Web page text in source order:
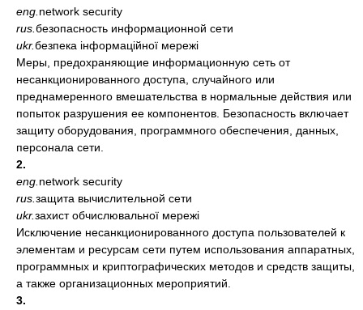
eng. network security
rus. безопасность информационной сети
ukr.безпека інформаційної мережі
Меры, предохраняющие информационную сеть от
несанкционированного доступа, случайного или
преднамеренного вмешательства в нормальные действия или
попыток разрушения ее компонентов. Безопасность включает
защиту оборудования, программного обеспечения, данных,
персонала сети.
2.
eng. network security
rus. защита вычислительной сети
ukr.захист обчислювальної мережі
Исключение несанкционированного доступа пользователей к
элементам и ресурсам сети путем использования аппаратных,
программных и криптографических методов и средств защиты,
а также организационных мероприятий.
3.